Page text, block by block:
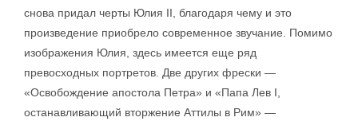
снова придал черты Юлия II, благодаря чему и это
произведение приобрело современное звучание. Помимо
изображения Юлия, здесь имеется еще ряд
превосходных портретов. Две других фрески —
«Освобождение апостола Петра» и «Папа Лев I,
останавливающий вторжение Аттилы в Рим» —